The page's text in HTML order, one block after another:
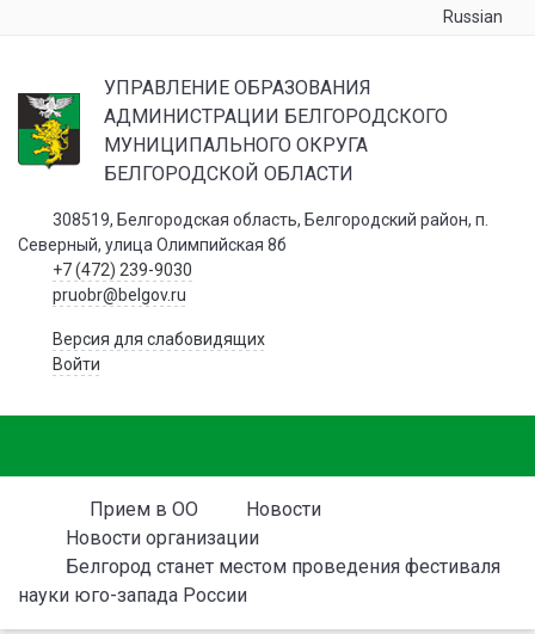
Russian
УПРАВЛЕНИЕ ОБРАЗОВАНИЯ
АДМИНИСТРАЦИИ БЕЛГОРОДСКОГО
МУНИЦИПАЛЬНОГО ОКРУГА
БЕЛГОРОДСКОЙ ОБЛАСТИ
308519, Белгородская область, Белгородский район, п.
Северный, улица Олимпийская 8б
+7 (472) 239-9030
pruobr@belgov.ru
Версия для слабовидящих
Войти
Прием в ОО
Новости
Новости организации
Белгород станет местом проведения фестиваля
науки юго-запада России